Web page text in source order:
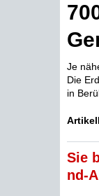
Je
Die
in
Sie
nd-